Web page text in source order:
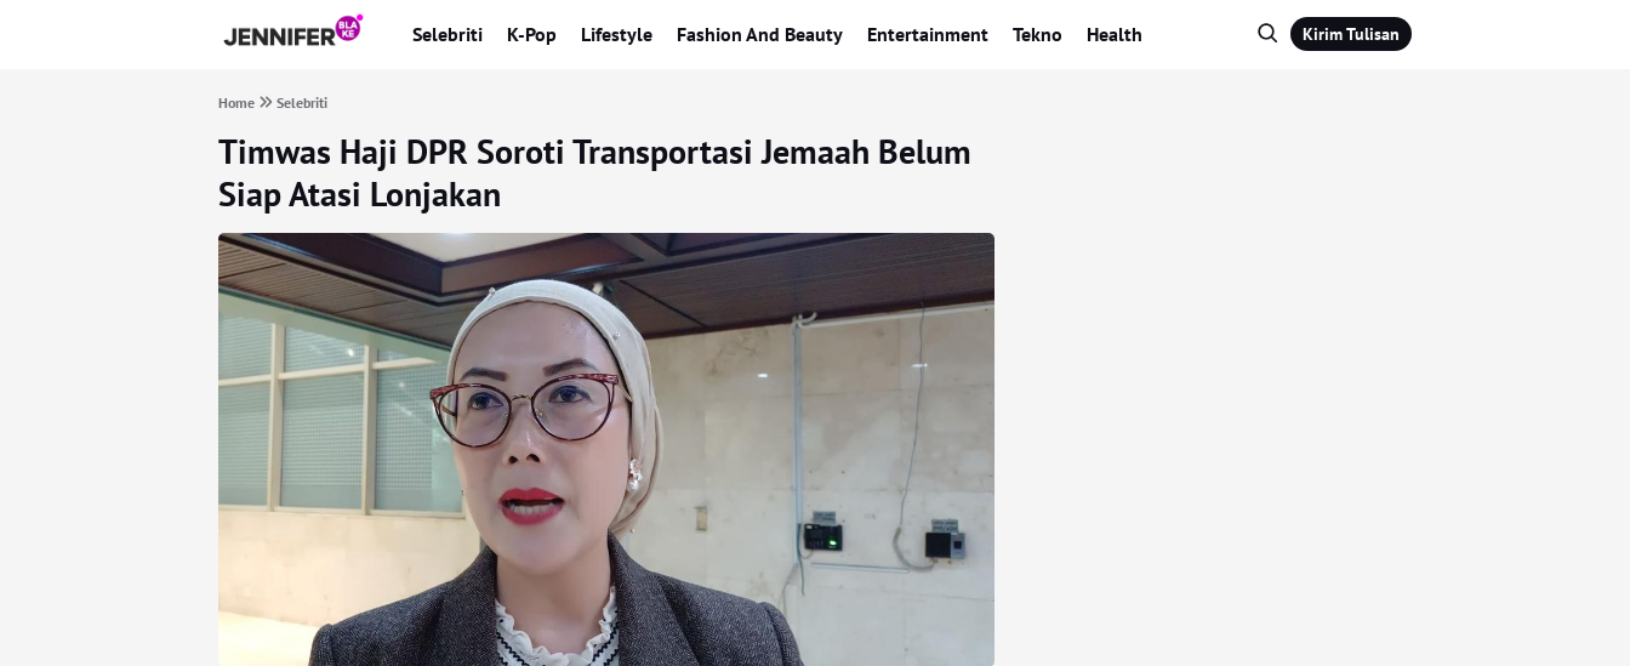
Selebriti K-Pop Lifestyle Fashion And Beauty Entertainment Tekno Health Kirim Tulisan
Home Selebriti
Timwas Haji DPR Soroti Transportasi Jemaah Belum
Siap Atasi Lonjakan